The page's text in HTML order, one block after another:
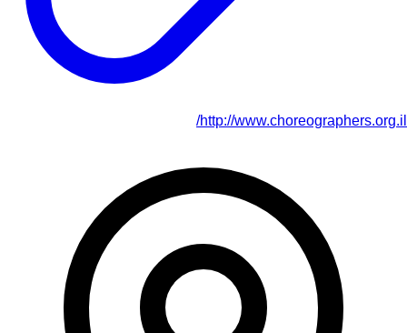
http://www.choreographers.org.il/